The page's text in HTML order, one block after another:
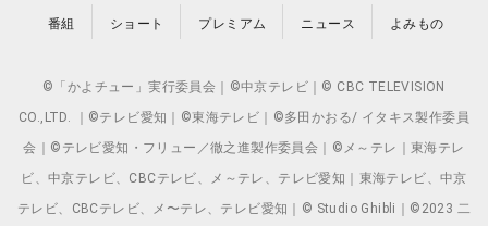
番組 ショート プレミアム ニュース よみもの
©「かよチュー」実行委員会｜©中京テレビ｜© CBC TELEVISION
CO.,LTD. ｜©テレビ愛知｜©東海テレビ｜©多田かおる/ イタキス製作委員
会｜©テレビ愛知・フリュー／徹之進製作委員会｜©メ～テレ｜東海テレ
ビ、中京テレビ、CBCテレビ、メ～テレ、テレビ愛知｜東海テレビ、中京
テレビ、CBCテレビ、メ〜テレ、テレビ愛知｜© Studio Ghibli｜©2023 二